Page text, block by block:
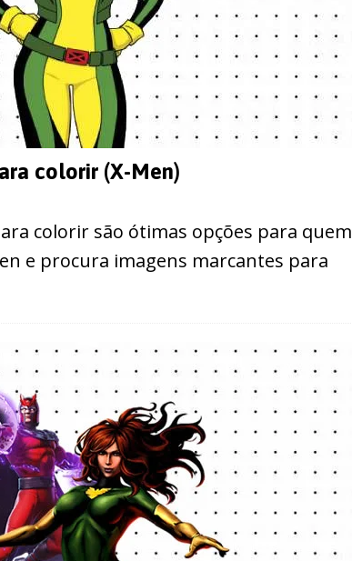
colorir (X-Men)
colorir são ótimas opções para quem
e procura imagens marcantes para